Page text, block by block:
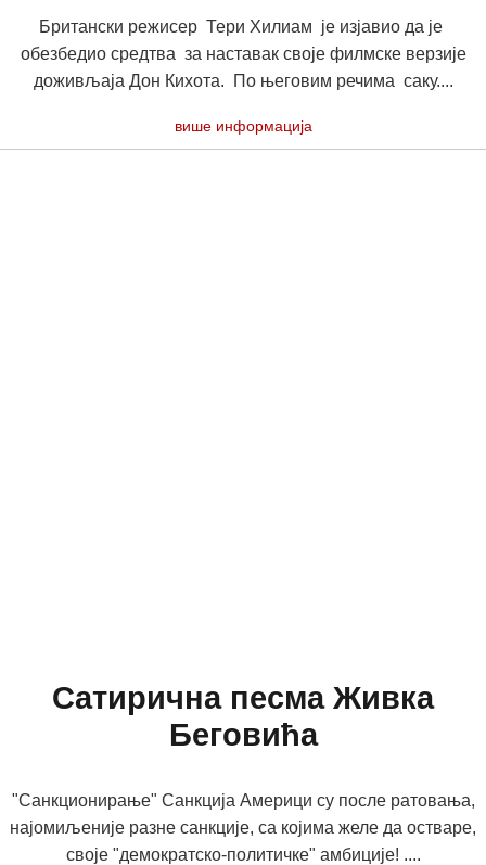
Британски режисер Тери Хилиам је изјавио да је
обезбедио средтва за наставак своје филмске верзије
доживљаја Дон Кихота. По његовим речима саку....
више информација
Сатирична песма Живка
Беговића
"Санкционирање" Санкција Америци су после ратовања,
најомиљеније разне санкције, са којима желе да остваре,
своје "демократско-политичке" амбиције! ....